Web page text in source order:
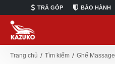
TRẢ GÓP BẢO HÀNH
Trang chủ Tìm kiếm Ghế Massage